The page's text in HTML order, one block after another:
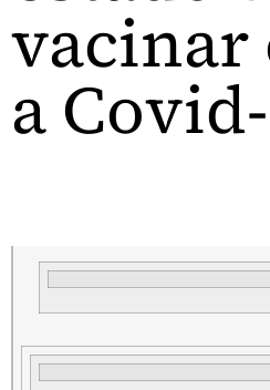
vacinar
a